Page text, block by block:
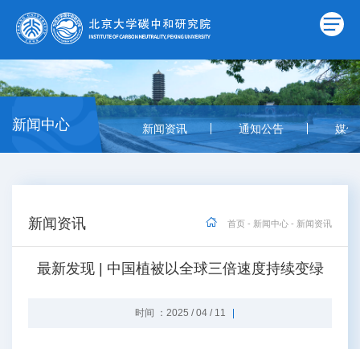
新闻中心 新闻资讯 通知公告 媒体
新闻资讯 首页 - 新闻中心 - 新闻资讯
最新发现 | 中国植被以全球三倍速度持续变绿
时间 ：2025 / 04 / 11